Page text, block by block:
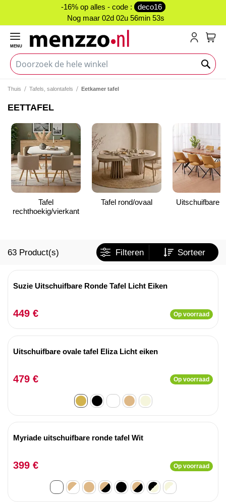
-16% op alles - code :
deco16
Nog maar 02d 02u 56min 52s
MENU
Thuis Tafels, salontafels Eetkamer tafel
EETTAFEL
Tafel
rechthoekig/vierkant
Tafel rond/ovaal Uitschuifbare
63 Product(s) Filteren Sorteer
Suzie Uitschuifbare Ronde Tafel Licht Eiken
449 € Op voorraad
Uitschuifbare ovale tafel Eliza Licht eiken
479 € Op voorraad
Myriade uitschuifbare ronde tafel Wit
399 € Op voorraad